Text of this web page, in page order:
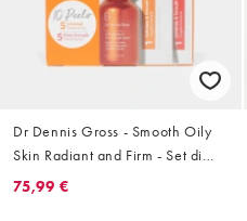
Dr Dennis Gross - Smooth Oily
Skin Radiant and Firm - Set di
prodotti
75,99 €